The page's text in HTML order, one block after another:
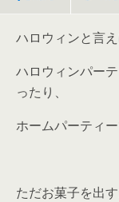
ハロウィンと言え
ハロウィンパー
ったり、
ホームパーティ
ただお菓子を出